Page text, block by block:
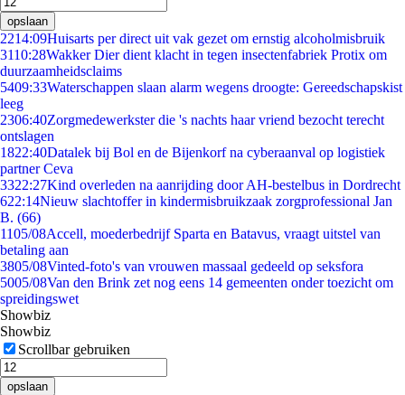
opslaan
2214:09Huisarts per direct uit vak gezet om ernstig alcoholmisbruik
3110:28Wakker Dier dient klacht in tegen insectenfabriek Protix om
duurzaamheidsclaims
5409:33Waterschappen slaan alarm wegens droogte: Gereedschapskist
leeg
2306:40Zorgmedewerkster die 's nachts haar vriend bezocht terecht
ontslagen
1822:40Datalek bij Bol en de Bijenkorf na cyberaanval op logistiek
partner Ceva
3322:27Kind overleden na aanrijding door AH-bestelbus in Dordrecht
622:14Nieuw slachtoffer in kindermisbruikzaak zorgprofessional Jan
B. (66)
1105/08Accell, moederbedrijf Sparta en Batavus, vraagt uitstel van
betaling aan
3805/08Vinted-foto's van vrouwen massaal gedeeld op seksfora
5005/08Van den Brink zet nog eens 14 gemeenten onder toezicht om
spreidingswet
Showbiz
Showbiz
Scrollbar gebruiken
opslaan